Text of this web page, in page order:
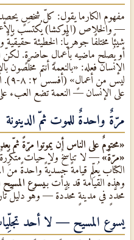
مفهوم الكارما يقول: كلّ شخصٍ يحصد
— والخلاص (الموكشا) يُكتسَب
شيئًا مختلفًا جوهريًّا: الخطيئة
أو يُصلح ماضيه بأعمالٍ حاضرةٍ. لكنّ
الإنسان فعله: «بالنعمة أنتم
ليس
على الإنسان — النعمة تضع العبء
مرّةٌ واحدةٌ للموت ثمّ الدينونة
«محتومٌ على الناس أن يموتوا مرّةً ثمّ
«مرّةً» — لا تناسخٌ ولا حياتٌ
الكتاب يُعلِّم قيامةً جسديّةً واحدةً
وهذه القيامة قد بدأت بـيسوع المسيح
محدَّدٍ في مدينةٍ محدَّدة — وهو دليلٌ
يسوع المسيح — لا أحد